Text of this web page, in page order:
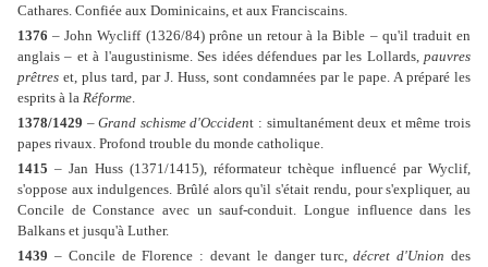
Cathares. Confiée aux Dominicains, et aux Franciscains.
1376 – John Wycliff (1326/84) prône un retour à la Bible – qu'il traduit en
anglais – et à l'augustinisme. Ses idées défendues par les Lollards, pauvres
prêtres et, plus tard, par J. Huss, sont condamnées par le pape. A préparé les
esprits à la Réforme.
1378/1429 –Grand schisme d'Occident : simultanément deux et même trois
papes rivaux. Profond trouble du monde catholique.
1415 – Jan Huss (1371/1415), réformateur tchèque influencé par Wyclif,
s'oppose aux indulgences. Brûlé alors qu'il s'était rendu, pour s'expliquer, au
Concile de Constance avec un sauf-conduit. Longue influence dans les
Balkans et jusqu'à Luther.
1439 – Concile de Florence : devant le danger turc,décret d'Union des